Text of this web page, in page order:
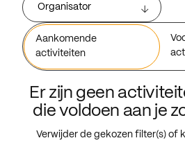
Organisator
Aankomende
activiteiten
Er zijn geen
die voldoen aan je
Verwijder de gekozen filter(s) of